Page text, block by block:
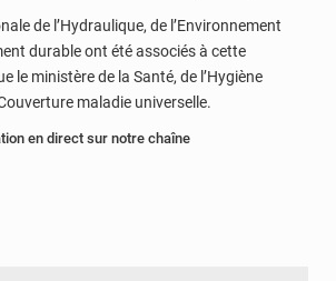
de l’Hydraulique, de l’Environnement
durable ont été associés à cette
le ministère de la Santé, de l’Hygiène
maladie universelle.
en direct sur notre chaîne